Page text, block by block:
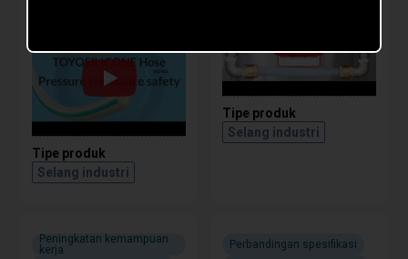
Tipe produk
Selang industri
Tipe produk
Selang industri
Peningkatan kemampuan
kerja
Perbandingan spesifikasi